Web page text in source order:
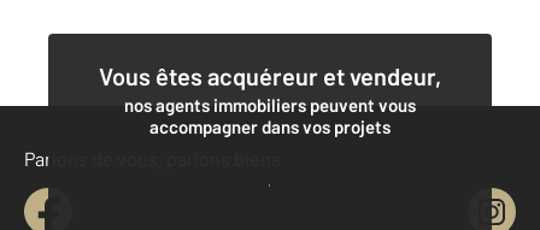
Vous êtes acquéreur et vendeur,
nos agents immobiliers peuvent vous
accompagner dans vos projets
Contacter l'agence
Parlons de vous, parlons biens